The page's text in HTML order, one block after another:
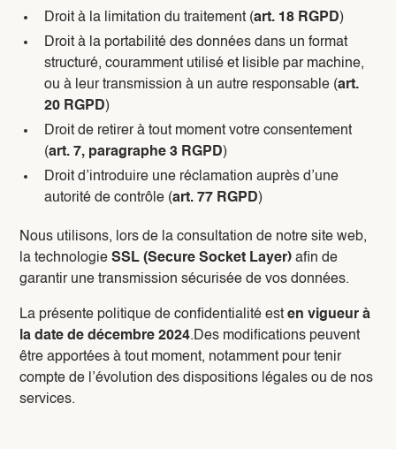
Droit à la limitation du traitement (art. 18 RGPD)
Droit à la portabilité des données dans un format
structuré, couramment utilisé et lisible par machine,
ou à leur transmission à un autre responsable (art.
20 RGPD)
Droit de retirer à tout moment votre consentement
(art. 7, paragraphe 3 RGPD)
Droit d’introduire une réclamation auprès d’une
autorité de contrôle (art. 77 RGPD)
Nous utilisons, lors de la consultation de notre site web,
la technologieSSL (Secure Socket Layer) afin de
garantir une transmission sécurisée de vos données.
La présente politique de confidentialité esten vigueur à
la date de décembre 2024.Des modifications peuvent
être apportées à tout moment, notamment pour tenir
compte de l’évolution des dispositions légales ou de nos
services.